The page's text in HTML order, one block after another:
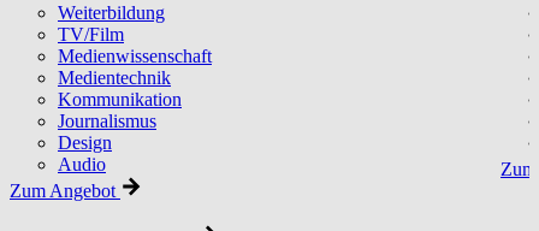
Weiterbildung
TV/Film
Medienwissenschaft
Medientechnik
Kommunikation
Journalismus
Design
Audio
Zum Angebot